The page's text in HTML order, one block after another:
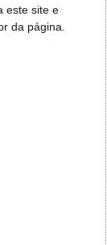
este site e
da página.